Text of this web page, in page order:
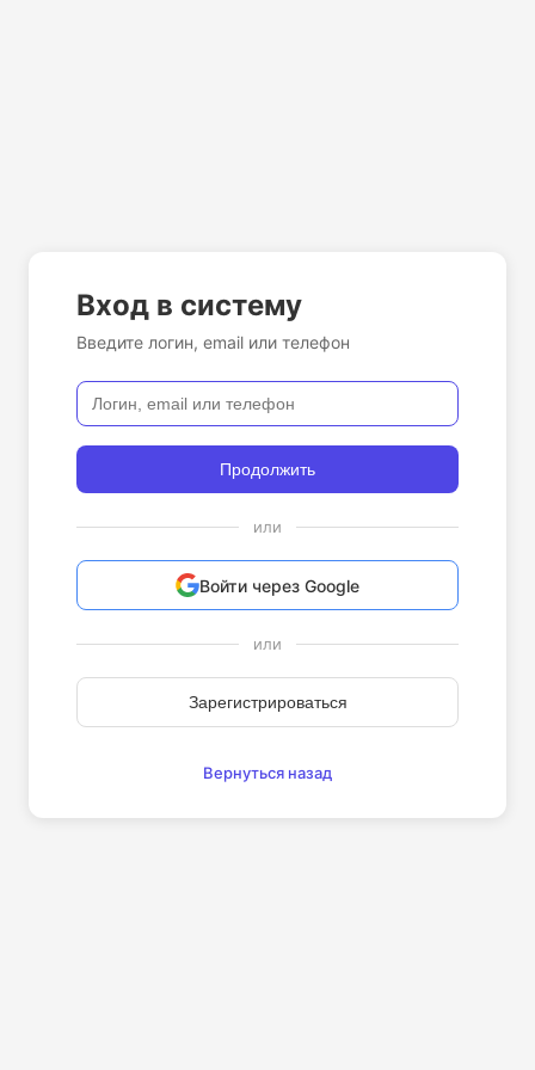
Вход в систему
Введите логин, email или телефон
Продолжить
или
Войти через Google
или
Зарегистрироваться
Вернуться назад